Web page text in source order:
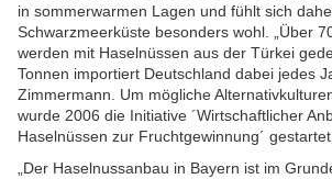
in sommerwarmen Lagen und fühlt sich
Schwarzmeerküste besonders wohl. „Über
werden mit Haselnüssen aus der Türkei
Tonnen importiert Deutschland dabei jedes
Zimmermann. Um mögliche
wurde 2006 die Initiative ´Wirtschaftlicher
Haselnüssen zur Fruchtgewinnung´ gestartet.
„Der Haselnussanbau in Bayern ist im